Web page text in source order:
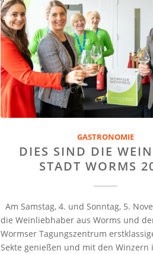
GASTRONOMIE
DIES SIND DIE
STADT WORMS
Am Samstag, 4. und Sonntag, 5.
die Weinliebhaber aus Worms und
Wormser Tagungszentrum
Sekte genießen und mit den Winzern